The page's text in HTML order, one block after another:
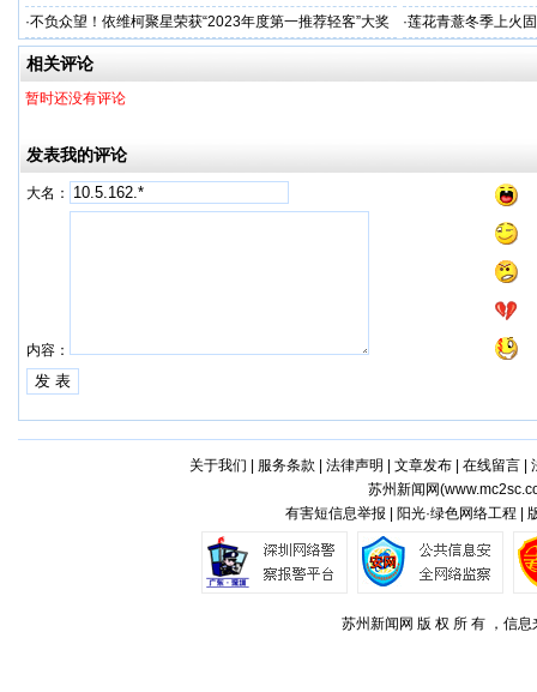
户体验
人才专项培训
·不负众望！依维柯聚星荣获“2023年度第一推荐轻客”大奖 ·莲花青薏冬季上火
工厂
相关评论
暂时还没有评论
发表我的评论
大名：
内容：
关于我们 服务条款 法律声明 文章发布| 在线留言|
苏州新闻网(
有害短信息举报 | 阳光·绿色网络工程 |
苏州新闻网 版 权 所 有 ，信